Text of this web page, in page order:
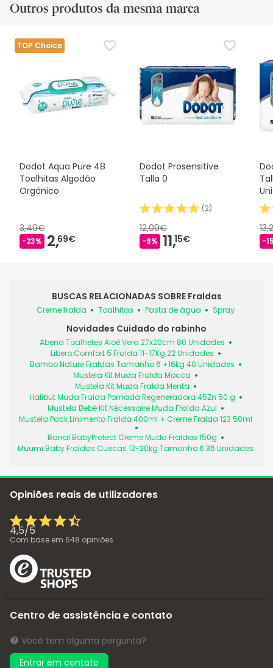
Outros produtos da mesma marca
TOP Choice
Dodot Aqua Pure 48
Toalhitas Algodão
Orgânico
3,49€
-23% 2,69€
Dodot Prosensitive
Talla 0
(2)
12,09€
-8% 11,15€ -
BUSCAS RELACIONADAS SOBRE Fraldas
Creme fralda Toalhitas Pasta de água Spray
Novidades Cuidado do rabinho
Abena Toalhetes Aloé Vera 27x20cm 80 Unidades
Libero Comfort 5 Fralda 11-17Kg 22 Unidades
Bambo Nature Fraldas Tamanho 6 +16kg 40 Unidades
Mustela Kit Muda Fralda Mocca
Mustela Kit Muda Fralda Menta
Halibut Muda Fralda Pomada Regeneradora 45Zn 50 g
Mustela Bebé Kit Nécessaire Muda Fralda Azul
Mustela Pack Linimento Fralda 400ml + Creme Fralda 123 50ml
Barral BabyProtect Creme Muda Fraldas 150g
Muumi Baby Fraldas Cuecas 12-20kg Tamanho 6 36 Unidades
Opiniões reais de utilizadores
4,5/5
Com base em 648 opiniões
Centro de assistência e contato
Você tem alguma pergunta?
Entrar em contato